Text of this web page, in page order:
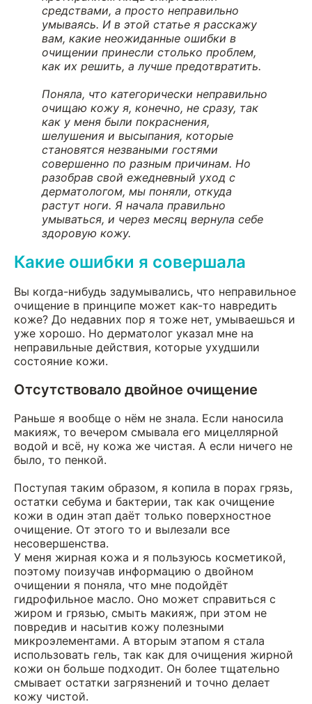
средствами, а просто неправильно
умываясь. И в этой статье я расскажу
вам, какие неожиданные ошибки в
очищении принесли столько проблем,
как их решить, а лучше предотвратить.
Поняла, что категорически неправильно
очищаю кожу я, конечно, не сразу, так
как у меня были покраснения,
шелушения и высыпания, которые
становятся незваными гостями
совершенно по разным причинам. Но
разобрав свой ежедневный уход с
дерматологом, мы поняли, откуда
растут ноги. Я начала правильно
умываться, и через месяц вернула себе
здоровую кожу.
Какие ошибки я совершала
Вы когда-нибудь задумывались, что неправильное
очищение в принципе может как-то навредить
коже? До недавних пор я тоже нет, умываешься и
уже хорошо. Но дерматолог указал мне на
неправильные действия, которые ухудшили
состояние кожи.
Отсутствовало двойное очищение
Раньше я вообще о нём не знала. Если наносила
макияж, то вечером смывала его мицеллярной
водой и всё, ну кожа же чистая. А если ничего не
было, то пенкой.
Поступая таким образом, я копила в порах грязь,
остатки себума и бактерии, так как очищение
кожи в один этап даёт только поверхностное
очищение. От этого то и вылезали все
несовершенства.
У меня жирная кожа и я пользуюсь косметикой,
поэтому поизучав информацию о двойном
очищении я поняла, что мне подойдёт
гидрофильное масло. Оно может справиться с
жиром и грязью, смыть макияж, при этом не
повредив и насытив кожу полезными
микроэлементами. А вторым этапом я стала
использовать гель, так как для очищения жирной
кожи он больше подходит. Он более тщательно
смывает остатки загрязнений и точно делает
кожу чистой.